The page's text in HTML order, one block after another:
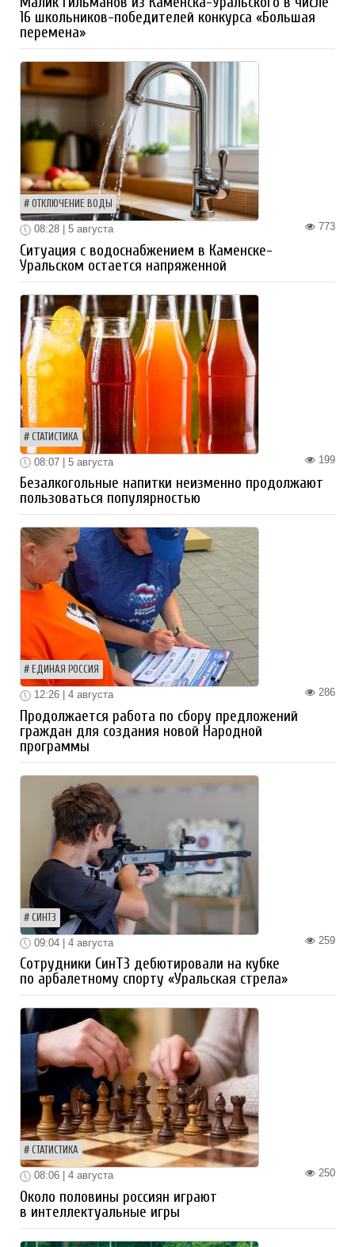
16 школьников-победителей конкурса «Большая
перемена»
ОТКЛЮЧЕНИЕ ВОДЫ
773
08:28 | 5 августа
Ситуация с водоснабжением в Каменске-
Уральском остается напряженной
СТАТИСТИКА
199
08:07 | 5 августа
Безалкогольные напитки неизменно продолжают
пользоваться популярностью
ЕДИНАЯ РОССИЯ
286
12:26 | 4 августа
Продолжается работа по сбору предложений
граждан для создания новой Народной
программы
СИНТЗ
259
09:04 | 4 августа
Сотрудники СинТЗ дебютировали на кубке
по арбалетному спорту «Уральская стрела»
СТАТИСТИКА
250
08:06 | 4 августа
Около половины россиян играют
в интеллектуальные игры